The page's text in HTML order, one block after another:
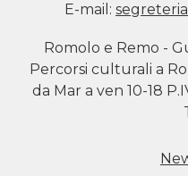
E-mail:
Romolo e Remo -
Percorsi culturali a
da Mar a ven 10-18